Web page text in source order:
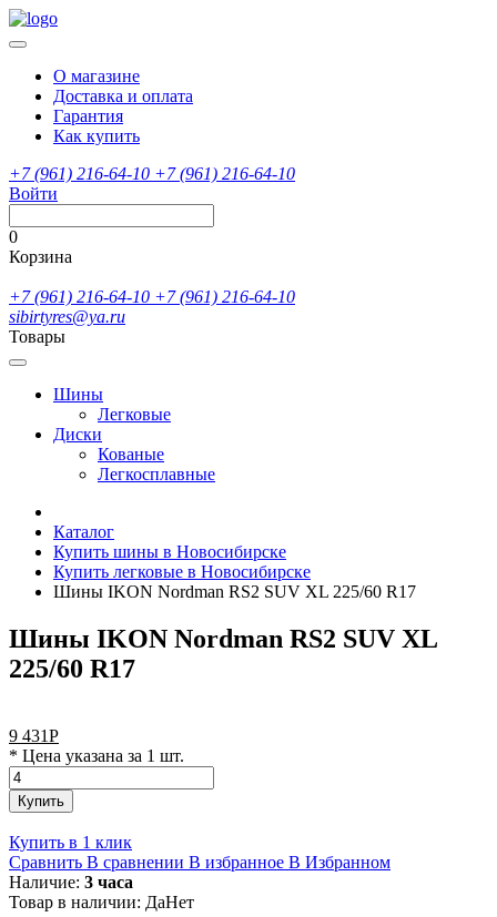
О магазине
Доставка и оплата
Гарантия
Как купить
+7 (961) 216-64-10 +7 (961) 216-64-10
Войти
0
Корзина
+7 (961) 216-64-10 +7 (961) 216-64-10
sibirtyres@ya.ru
Товары
Шины
Легковые
Диски
Кованые
Легкосплавные
Каталог
Купить шины в Новосибирске
Купить легковые в Новосибирске
Шины IKON Nordman RS2 SUV XL 225/60 R17
Шины IKON Nordman RS2 SUV XL
225/60 R17
9 431Р
* Цена указана за 1 шт.
Купить
Купить в 1 клик
Сравнить В сравнении В избранное В Избранном
Наличие: 3 часа
Товар в наличии: ДаНет